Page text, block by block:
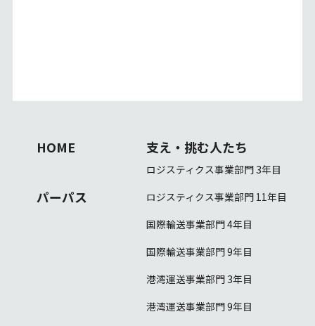
HOME
パーパス
支え・挑む人たち
ロジスティクス事業部門 3年目
ロジスティクス事業部門 11年目
国際輸送事業部門 4年目
国際輸送事業部門 9年目
港湾運送事業部門 3年目
港湾運送事業部門 9年目